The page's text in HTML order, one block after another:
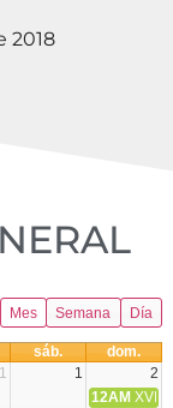
2018
Mes Semana Día
sáb.
dom.
1
2
12AM XVIII